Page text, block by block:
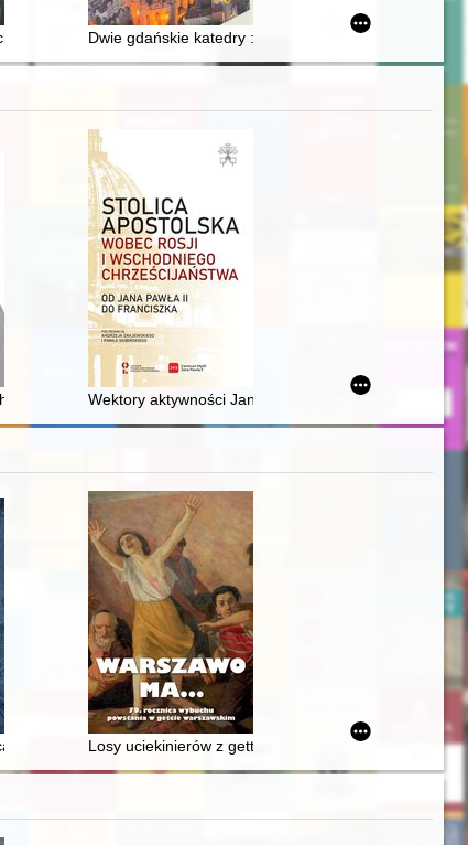
i Filomeny Kamińskich : rodzeństwa czasów II wojny
Dwie gdańskie katedry : filary cywilizacji
w latach 1918-1922-1926
- przymusowych robotników w III Rzeszy
Wektory aktywności Jana Pawła II wobec Związku
świadczoną Żydom przez ludność polską w okresie II wojny
Losy uciekinierów z getta w Warszawie na